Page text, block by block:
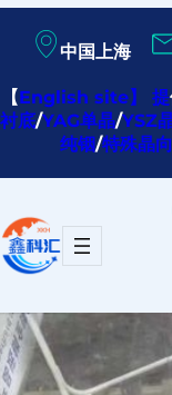
内
容
中国上海
【English site】提
衬底/YAG单晶/YSZ
纯铟/特殊晶